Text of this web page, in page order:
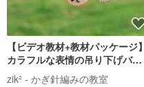
【ビデオ教材+教材パッケージ】
カラフルな表情の吊り下げバッ
クル（4～5個作れます）
zik² - かぎ針編みの教室